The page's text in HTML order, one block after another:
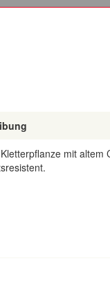
mit altem